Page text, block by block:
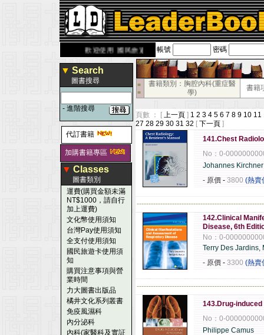
歡迎使用 國民旅遊卡！！ 帳號 密碼
▼ Search
圖書搜尋
- 進階搜尋
代訂書籍
加購書籍專區
▼ Classes
圖書類別
運費(購買金額未滿
NT$1000，請自行
加上運費)
文化幣使用須知
台灣Pay使用須知
全支付使用須知
國民旅遊卡使用須
知
購買注意事項與營
業時間
力大圖書出版品
橘井文化系列叢書
免疫風濕科
內分泌科
內科(家醫科及實証
■
■
書籍類別：胸腔內科(重症醫
學)
書籍
頁數 ： [ 上一頁 ] 1 2 3 4 5 6 7 8 9 10 11
27 28 29 30 31 32 [ 下一頁 ]
141.Chest
No：0-
Johannes Kirchner
- 原價 - 3800 (熱賣
142.Clinical
Disease, 6th
No：0-
Terry Des Jardins,
- 原價 - 3300 (熱賣
143.Drug-
No：0-
Philippe Camus